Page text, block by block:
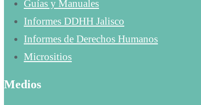
Guías y Manuales
Informes DDHH Jalisco
Informes de Derechos Humanos
Micrositios
Medios